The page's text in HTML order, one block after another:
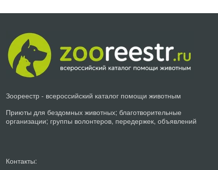
Зоореестр - всероссийский каталог помощи животным
Приюты для бездомных животных; благотворительные
организации; группы волонтеров, передержек, объявлений
Контакты: